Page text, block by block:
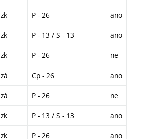
zk P - 26 ano
zk P - 13 / S - 13 ano
zk P - 26 ne
zá Cp - 26 ano
zá P - 26 ne
zk P - 13 / S - 13 ano
zk P - 26 ano